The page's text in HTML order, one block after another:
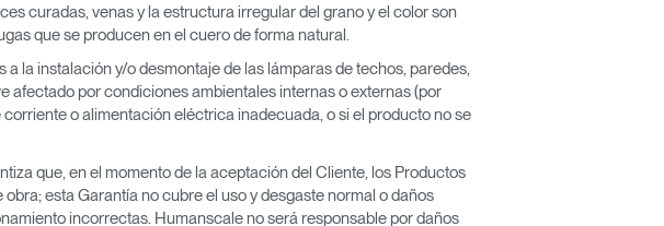
curadas, venas y la estructura irregular del grano y el color son
que se producen en el cuero de forma natural.
la instalación y/o desmontaje de las lámparas de techos, paredes,
afectado por condiciones ambientales internas o externas (por
o alimentación eléctrica inadecuada, o si el producto no se
que, en el momento de la aceptación del Cliente, los Productos
esta Garantía no cubre el uso y desgaste normal o daños
incorrectas. Humanscale no será responsable por daños